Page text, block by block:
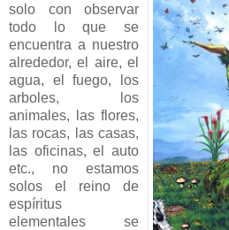
solo con observar
todo lo que se
encuentra a nuestro
alrededor, el aire, el
agua, el fuego, los
arboles, los
animales, las flores,
las rocas, las casas,
las oficinas, el auto
etc., no estamos
solos el reino de
espíritus
elementales se